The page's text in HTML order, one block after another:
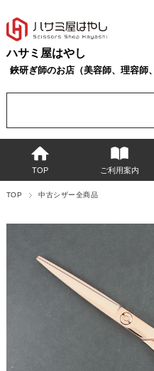
ハサミ屋はやし
鋏研ぎ師のお店（美容師、理容師
TOP ご利用案内
TOP 中古シザー全商品